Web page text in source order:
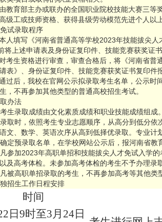
教育部主办或联办的全国职业院校技能大赛三等
级工或技师资格、获得县级劳动模范先进个人以
免试录取程序
人填写《河南省普通高等学校2023年技能拔尖
将上述申请表及身份证复印件、技能竞赛获奖证
考生资格进行审查，审查合格后，将《河南省
表》、身份证复印件、技能竞赛获奖证书复印件
过后，我校在官网公示拟录取考生名单，公示
，不再参加其他类型的普通高校招生考试。
办法
考生录取成绩由文化素质成绩和职业技能成绩组成
录取时，依照考生专业志愿顺序，从高分到低分
文、数学、英语次序从高到低择优录取。专业
确定预录取名单，在学校网站公示后，报河南省
凡参加2023年高职单招和技能拔尖人才免试入学
及高考体检。未参加高考体检的考生不予办理录
凡被高职单招录取的考生，不再参加高考等其他
招生工作日程安排
时间
2 日9时至3月24日